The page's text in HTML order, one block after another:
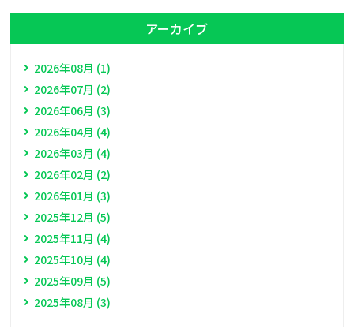
アーカイブ
2026年08月 (1)
2026年07月 (2)
2026年06月 (3)
2026年04月 (4)
2026年03月 (4)
2026年02月 (2)
2026年01月 (3)
2025年12月 (5)
2025年11月 (4)
2025年10月 (4)
2025年09月 (5)
2025年08月 (3)